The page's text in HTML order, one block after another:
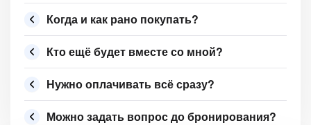
Когда и как рано покупать?
Кто ещё будет вместе со мной?
Нужно оплачивать всё сразу?
Можно задать вопрос до бронирования?